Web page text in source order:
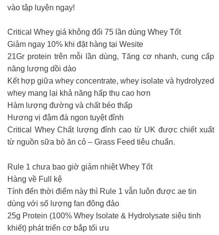
vào tập luyện ngay!
Critical Whey giá không đổi 75 lần dùng Whey Tốt
Giảm ngay 10% khi đặt hàng tại Wesite
21Gr protein trên mỗi lần dùng, Tăng cơ nhanh, cung cấp
năng lượng dồi dào
Kết hợp giữa whey concentrate, whey isolate và hydrolyzed
whey mang lại khả năng hấp thụ cao hơn
Hàm lượng đường và chất béo thấp
Hương vị đậm đà ngon tuyệt đỉnh
Critical Whey Chất lượng đỉnh cao từ UK được chiết xuất
từ nguồn sữa bò ăn cỏ – Grass Feed tiêu chuẩn.
Rule 1 chưa bao giờ giảm nhiệt Whey Tốt
Hàng về Full kệ
Tính đến thời điểm này thì Rule 1 vẫn luôn được ae tin
dùng với số lượng fan đông đảo
25g Protein (100% Whey Isolate & Hydrolysate siêu tinh
khiết) phát triển cơ bắp tối ưu